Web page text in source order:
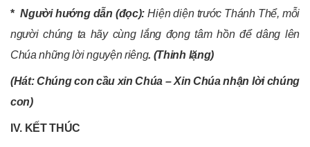
*Người hướng dẫn (đọc):Hiện diện trước Thánh Thể, mỗi
người chúng ta hãy cùng lắng đọng tâm hồn để dâng lên
Chúa những lời nguyện riêng. (Thinh lặng)
(Hát: Chúng con cầu xin Chúa – Xin Chúa nhận lời chúng
con)
IV. KẾT THÚC